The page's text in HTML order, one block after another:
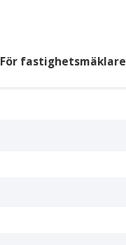
Huvudmeny
För fastighetsmäklare